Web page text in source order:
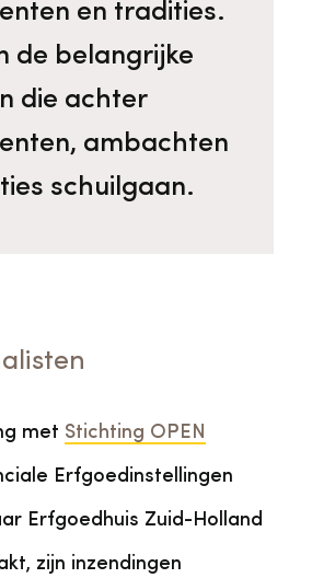
en tradities.
de belangrijke
die achter
ambachten
schuilgaan.
met Stichting OPEN
Erfgoedinstellingen
Erfgoedhuis Zuid-Holland
zijn inzendingen